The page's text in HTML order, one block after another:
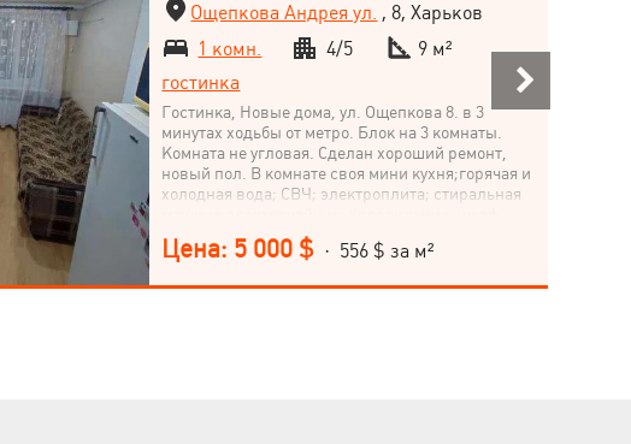
Ощепкова Андрея ул. , 8, Харьков
1 комн.
4/5
9 м²
гостинка
Гостинка, Новые дома, ул. Ощепкова 8. в 3
минутах ходьбы от метро. Блок на 3 комнаты.
Комната не угловая. Сделан хороший ремонт,
новый пол. В комнате своя мини кухня;горячая и
холодная вода; СВЧ; электроплита; стиральная
купе, диван. Продажа с мебелью
Цена: 5 000 $ · 556 $ за м²